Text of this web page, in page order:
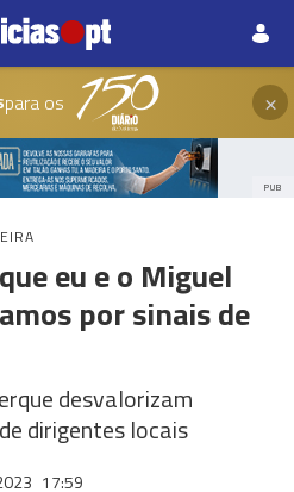
para os ×
PUB
eu e o Miguel
por sinais de
desvalorizam
dirigentes locais
17:59